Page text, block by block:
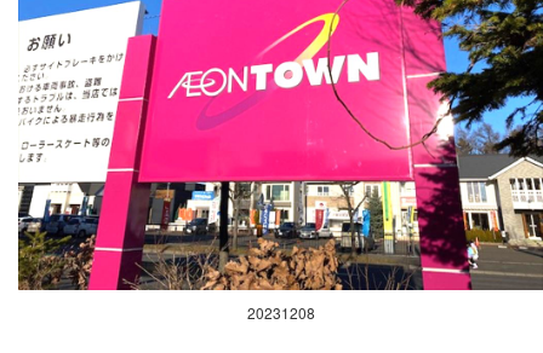
20231208